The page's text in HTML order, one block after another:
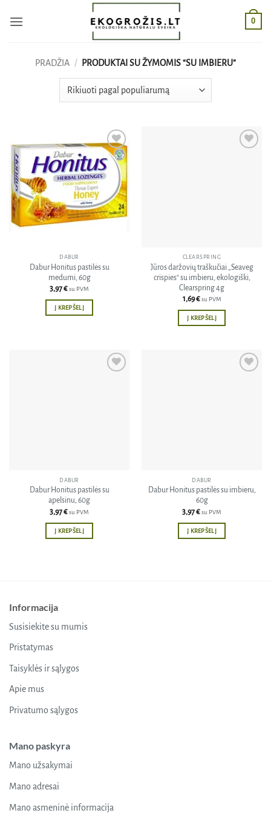
0
PRADŽIA / PRODUKTAI SU ŽYMOMIS “SU IMBIERU”
Pridėti
į norų
sąrašą
DABUR
Dabur Honitus pastilės su
medumi, 60g
3,97€su PVM
Į KREPŠELĮ
CLEARSPRING
Jūros daržovių traškučiai „Seaveg
crispies“ su imbieru, ekologiški,
Clearspring 4g
1,69€ su PVM
Į KREPŠELĮ
DABUR
Dabur Honitus pastilės su
apelsinu, 60g
3,97€su PVM
Į KREPŠELĮ
DABUR
Dabur Honitus pastilės su imbieru,
60g
3,97€su PVM
Į KREPŠELĮ
Informacija
Susisiekite su mumis
Pristatymas
Taisyklės ir sąlygos
Apie mus
Privatumo sąlygos
Mano paskyra
Mano užsakymai
Mano adresai
Mano asmeninė informacija